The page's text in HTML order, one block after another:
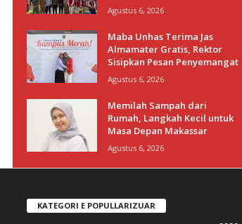
Agustus 6, 2026
Maba Unhas Terima Jas
Almamater Gratis, Rektor
Sisipkan Pesan Penyemangat
Agustus 6, 2026
Memilah Sampah dari
Rumah, Langkah Kecil untuk
Masa Depan Makassar
Agustus 6, 2026
KATEGORI E POPULLARIZUAR